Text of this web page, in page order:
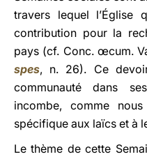
travers lequel l’Église
contribution pour la
pays (cf. Conc. œcum.
spes, n. 26). Ce
communauté dans
incombe, comme
spécifique aux laïcs et à
Le thème de cette